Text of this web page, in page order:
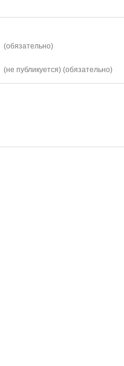
(обязательно)
(не публикуется) (обязательно)